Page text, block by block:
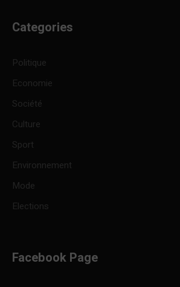
Categories
Politique
Economie
Société
Culture
Sport
Environnement
Mode
Elections
Facebook Page